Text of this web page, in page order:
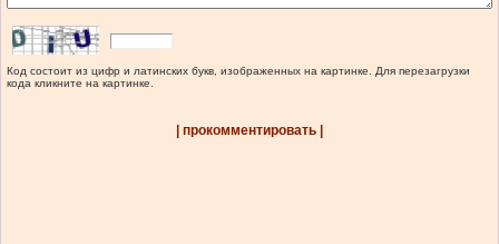
Код состоит из цифр и латинских букв, изображенных на картинке. Для перезагрузки
кода кликните на картинке.
| прокомментировать |